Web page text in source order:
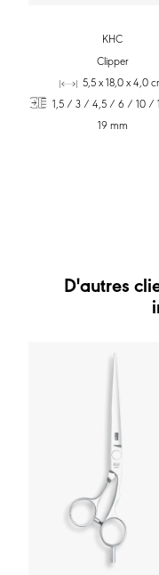
KHC
Clipper
5,5 x 18,0 x 4,0
1,5 / 3 / 4,5 / 6 / 10 /
19 mm
D'autres